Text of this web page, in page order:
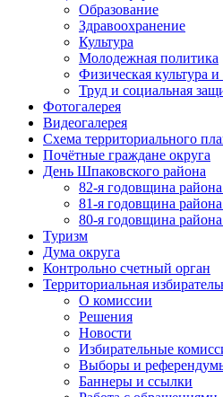
Образование
Здравоохранение
Культура
Молодежная политика
Физическая культура и
Труд и социальная
Фотогалерея
Видеогалерея
Схема территориального
Почётные граждане округа
День Шпаковского района
82-я годовщина
81-я годовщина
80-я годовщина
Туризм
Дума округа
Контрольно счетный орган
Территориальная
О комиссии
Решения
Новости
Избирательные
Выборы и
Баннеры и ссылки